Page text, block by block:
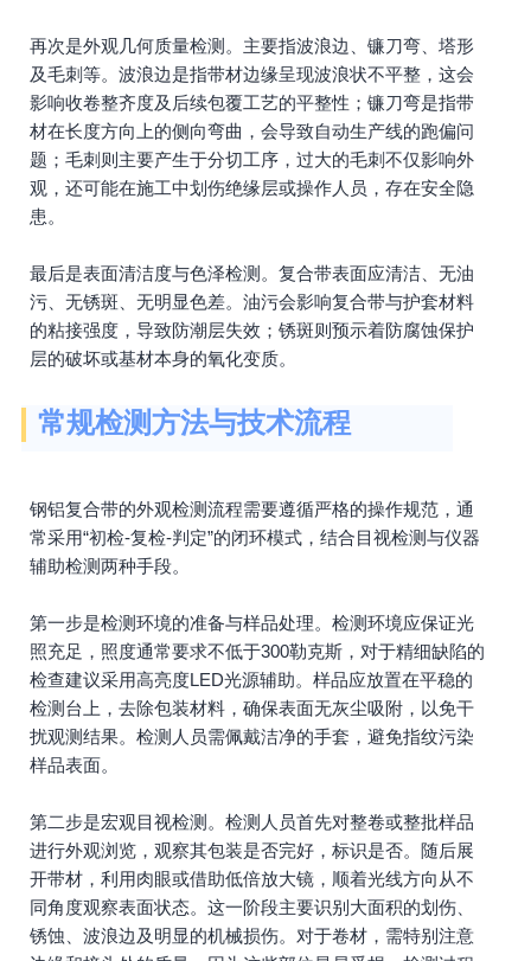
再次是外观几何质量检测。主要指波浪边、镰刀弯、塔形
及毛刺等。波浪边是指带材边缘呈现波浪状不平整，这会
影响收卷整齐度及后续包覆工艺的平整性；镰刀弯是指带
材在长度方向上的侧向弯曲，会导致自动生产线的跑偏问
题；毛刺则主要产生于分切工序，过大的毛刺不仅影响外
观，还可能在施工中划伤绝缘层或操作人员，存在安全隐
患。
最后是表面清洁度与色泽检测。复合带表面应清洁、无油
污、无锈斑、无明显色差。油污会影响复合带与护套材料
的粘接强度，导致防潮层失效；锈斑则预示着防腐蚀保护
层的破坏或基材本身的氧化变质。
常规检测方法与技术流程
钢铝复合带的外观检测流程需要遵循严格的操作规范，通
常采用“初检-复检-判定”的闭环模式，结合目视检测与仪器
辅助检测两种手段。
第一步是检测环境的准备与样品处理。检测环境应保证光
照充足，照度通常要求不低于300勒克斯，对于精细缺陷的
检查建议采用高亮度LED光源辅助。样品应放置在平稳的
检测台上，去除包装材料，确保表面无灰尘吸附，以免干
扰观测结果。检测人员需佩戴洁净的手套，避免指纹污染
样品表面。
第二步是宏观目视检测。检测人员首先对整卷或整批样品
进行外观浏览，观察其包装是否完好，标识是否。随后展
开带材，利用肉眼或借助低倍放大镜，顺着光线方向从不
同角度观察表面状态。这一阶段主要识别大面积的划伤、
锈蚀、波浪边及明显的机械损伤。对于卷材，需特别注意